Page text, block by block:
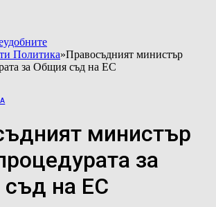
Политика»Правосъдният министър
за Общия съд на ЕС
министър
за
на ЕС